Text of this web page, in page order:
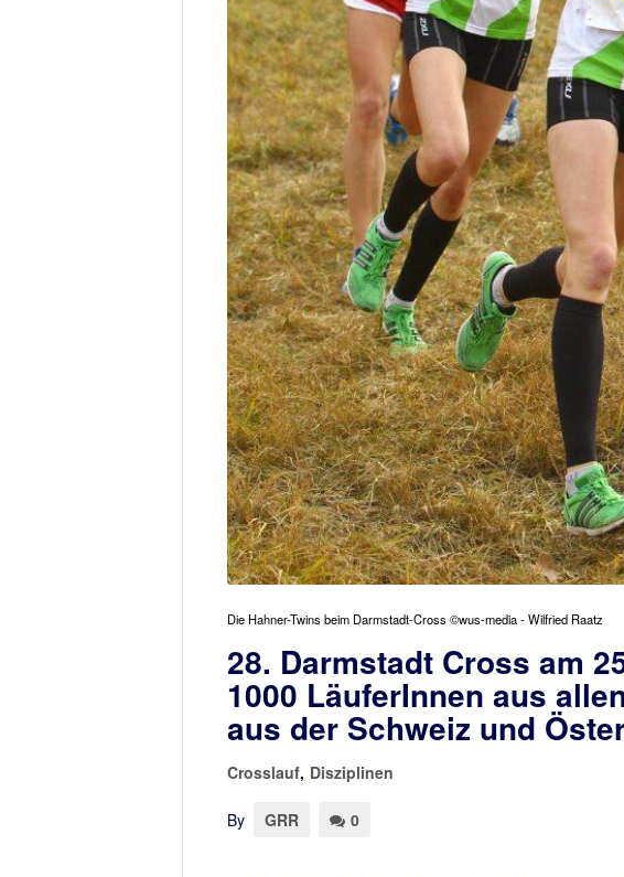
Die Hahner-Twins beim Darmstadt-Cross ©wus-media - Wilfried Raatz
28. Darmstadt Cross am
1000 LäuferInnen aus
aus der Schweiz und
Crosslauf, Disziplinen
By GRR 0